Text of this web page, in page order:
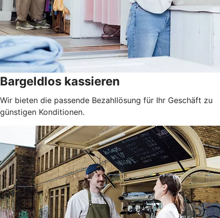
Bargeldlos kassieren
Wir bieten die passende Bezahllösung für Ihr Geschäft zu
günstigen Konditionen.